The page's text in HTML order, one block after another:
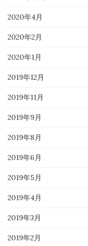
2020年4月
2020年2月
2020年1月
2019年12月
2019年11月
2019年9月
2019年8月
2019年6月
2019年5月
2019年4月
2019年3月
2019年2月